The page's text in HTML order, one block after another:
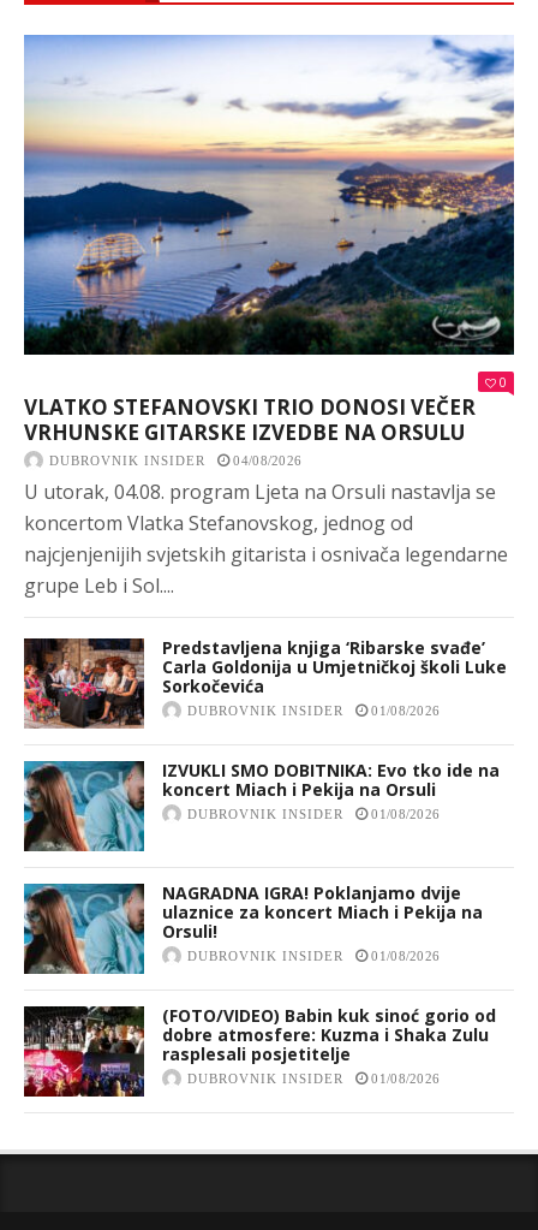
0
VLATKO STEFANOVSKI TRIO DONOSI VEČER
VRHUNSKE GITARSKE IZVEDBE NA ORSULU
DUBROVNIK INSIDER 04/08/2026
U utorak, 04.08. program Ljeta na Orsuli nastavlja se
koncertom Vlatka Stefanovskog, jednog od
najcjenjenijih svjetskih gitarista i osnivača legendarne
grupe Leb i Sol....
Predstavljena knjiga ‘Ribarske svađe’
Carla Goldonija u Umjetničkoj školi Luke
Sorkočevića
DUBROVNIK INSIDER 01/08/2026
IZVUKLI SMO DOBITNIKA: Evo tko ide na
koncert Miach i Pekija na Orsuli
DUBROVNIK INSIDER 01/08/2026
NAGRADNA IGRA! Poklanjamo dvije
ulaznice za koncert Miach i Pekija na
Orsuli!
DUBROVNIK INSIDER 01/08/2026
(FOTO/VIDEO) Babin kuk sinoć gorio od
dobre atmosfere: Kuzma i Shaka Zulu
rasplesali posjetitelje
DUBROVNIK INSIDER 01/08/2026